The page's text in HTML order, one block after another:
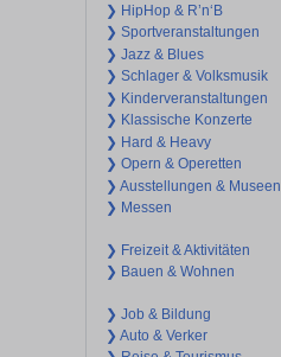
❯ HipHop & R’n‘B
❯ Sportveranstaltungen
❯ Jazz & Blues
❯ Schlager & Volksmusik
❯ Kinderveranstaltungen
❯ Klassische Konzerte
❯ Hard & Heavy
❯ Opern & Operetten
❯ Ausstellungen & Museen
❯ Messen
❯ Freizeit & Aktivitäten
❯ Bauen & Wohnen
❯ Job & Bildung
❯ Auto & Verker